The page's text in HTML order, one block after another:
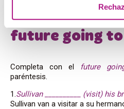
Ejercicio para
future going to
Completa con el future
paréntesis.
1.Sullivan __________ (visit) his
Sullivan van a visitar a su